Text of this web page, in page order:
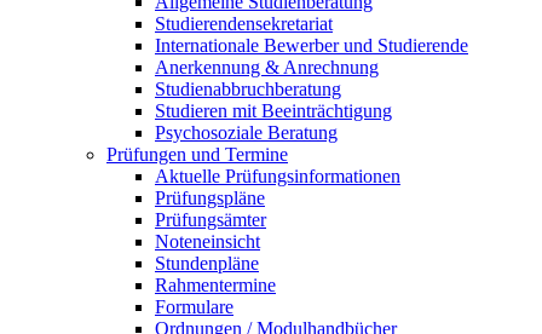
Studierendensekretariat
Internationale Bewerber und Studierende
Anerkennung & Anrechnung
Studienabbruchberatung
Studieren mit Beeinträchtigung
Psychosoziale Beratung
Prüfungen und Termine
Aktuelle Prüfungsinformationen
Prüfungspläne
Prüfungsämter
Noteneinsicht
Stundenpläne
Rahmentermine
Formulare
Ordnungen / Modulhandbücher